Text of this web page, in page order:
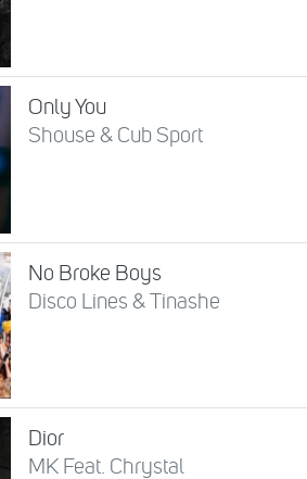
Only You
Shouse & Cub Sport
No Broke Boys
Disco Lines & Tinashe
Dior
MK Feat. Chrystal